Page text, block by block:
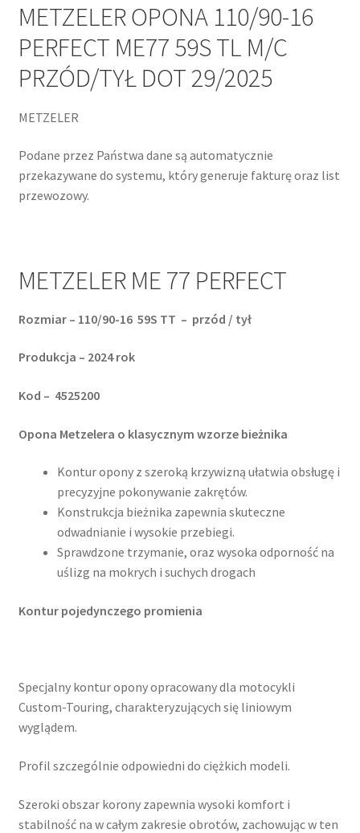
METZELER OPONA 110/90-16
PERFECT ME77 59S TL M/C
PRZÓD/TYŁ DOT 29/2025
METZELER
Podane przez Państwa dane są automatycznie
przekazywane do systemu, który generuje fakturę oraz list
przewozowy.
METZELER ME 77 PERFECT
Rozmiar – 110/90-16 59S TT – przód / tył
Produkcja – 2024 rok
Kod – 4525200
Opona Metzelera o klasycznym wzorze bieżnika
Kontur opony z szeroką krzywizną ułatwia obsługę i
precyzyjne pokonywanie zakrętów.
Konstrukcja bieżnika zapewnia skuteczne
odwadnianie i wysokie przebiegi.
Sprawdzone trzymanie, oraz wysoka odporność na
uślizg na mokrych i suchych drogach
Kontur pojedynczego promienia
Specjalny kontur opony opracowany dla motocykli
Custom-Touring, charakteryzujących się liniowym
wyglądem.
Profil szczególnie odpowiedni do ciężkich modeli.
Szeroki obszar korony zapewnia wysoki komfort i
stabilność na w całym zakresie obrotów, zachowując w ten